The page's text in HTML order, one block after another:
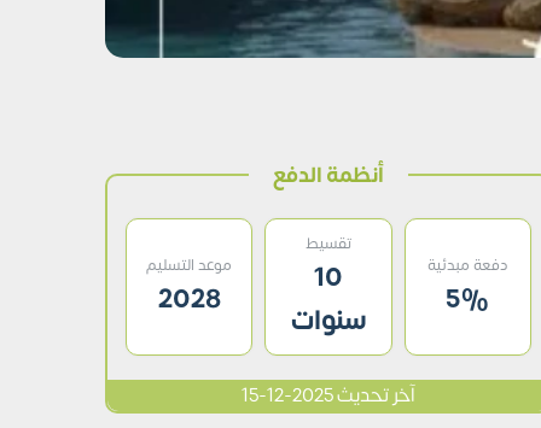
أنظمة الدفع
دفعة مبدئية
5%
تقسيط
10
سنوات
موعد التسليم
2028
آخر تحديث 2025-12-15